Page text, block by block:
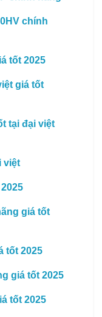
chính
tốt 2025
giá tốt
tại đại việt
việt
giá tốt
tốt 2025
giá tốt 2025
tốt 2025